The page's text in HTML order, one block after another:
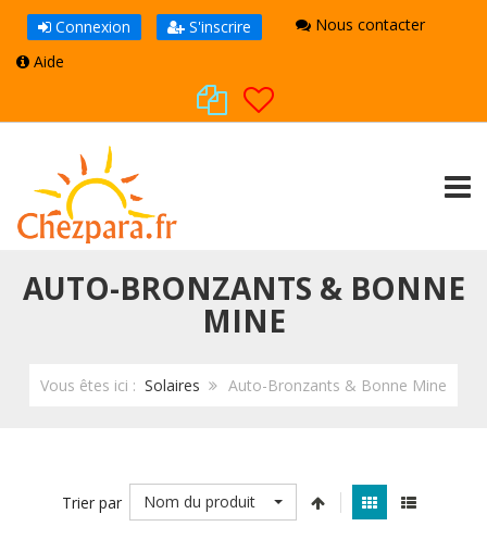
Connexion S'inscrire
Nous contacter
Aide
AUTO-BRONZANTS & BONNE
MINE
Vous êtes ici : Solaires Auto-Bronzants & Bonne Mine
Trier par Nom du produit